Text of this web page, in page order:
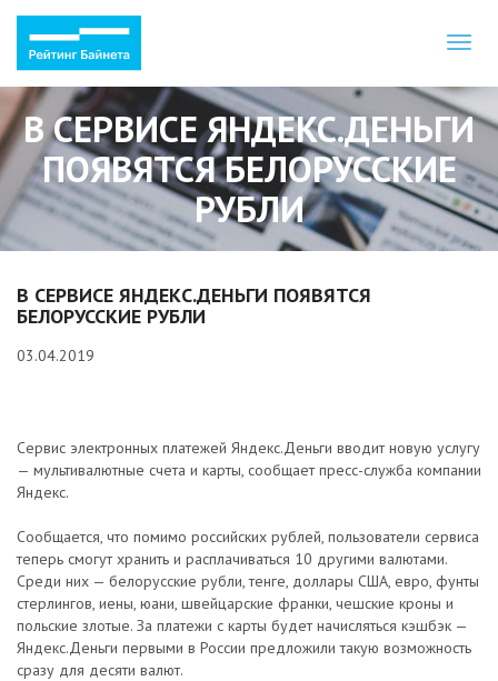
В СЕРВИСЕ ЯНДЕКС.ДЕНЬГИ
ПОЯВЯТСЯ БЕЛОРУССКИЕ
РУБЛИ
В СЕРВИСЕ ЯНДЕКС.ДЕНЬГИ ПОЯВЯТСЯ
БЕЛОРУССКИЕ РУБЛИ
03.04.2019
Сервис электронных платежей Яндекс.Деньги вводит новую услугу
— мультивалютные счета и карты, сообщает пресс-служба компании
Яндекс.
Сообщается, что помимо российских рублей, пользователи сервиса
теперь смогут хранить и расплачиваться 10 другими валютами.
Среди них — белорусские рубли, тенге, доллары США, евро, фунты
стерлингов, иены, юани, швейцарские франки, чешские кроны и
польские злотые. За платежи с карты будет начисляться кэшбэк —
Яндекс.Деньги первыми в России предложили такую возможность
сразу для десяти валют.